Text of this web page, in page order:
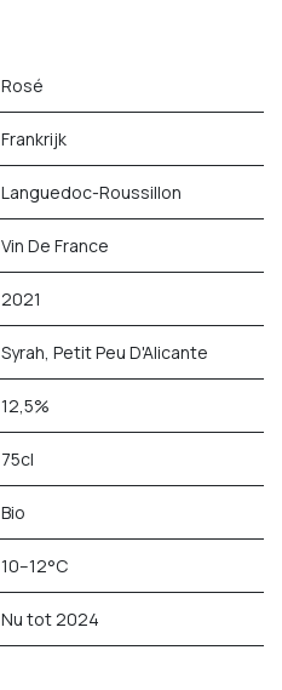
Rosé
Frankrijk
Languedoc-Roussillon
Vin De France
2021
Syrah, Petit Peu D'Alicante
12,5%
75cl
Bio
10–12°C
Nu tot 2024